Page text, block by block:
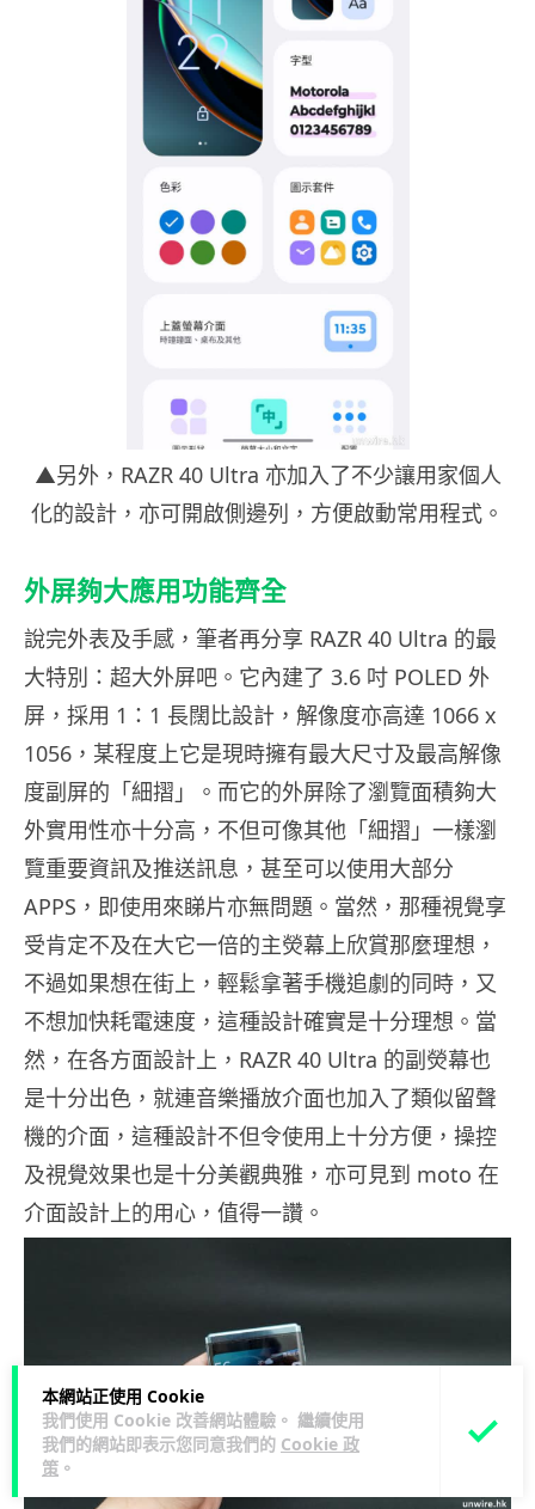
本網站正使用 Cookie
我們使用 Cookie 改善網站體驗。 繼續使用
我們的網站即表示您同意我們的 Cookie 政
策 。
▲另外，RAZR 40 Ultra 亦加入了不少讓用家個人
化的設計，亦可開啟側邊列，方便啟動常用程式。
外屏夠大應用功能齊全
說完外表及手感，筆者再分享 RAZR 40 Ultra 的最
大特別：超大外屏吧。它內建了 3.6 吋 POLED 外
屏，採用 1：1 長闊比設計，解像度亦高達 1066 x
1056，某程度上它是現時擁有最大尺寸及最高解像
度副屏的「細摺」。而它的外屏除了瀏覽面積夠大
外實用性亦十分高，不但可像其他「細摺」一樣瀏
覽重要資訊及推送訊息，甚至可以使用大部分
APPS，即使用來睇片亦無問題。當然，那種視覺享
受肯定不及在大它一倍的主熒幕上欣賞那麼理想，
不過如果想在街上，輕鬆拿著手機追劇的同時，又
不想加快耗電速度，這種設計確實是十分理想。當
然，在各方面設計上，RAZR 40 Ultra 的副熒幕也
是十分出色，就連音樂播放介面也加入了類似留聲
機的介面，這種設計不但令使用上十分方便，操控
及視覺效果也是十分美觀典雅，亦可見到 moto 在
介面設計上的用心，值得一讚。